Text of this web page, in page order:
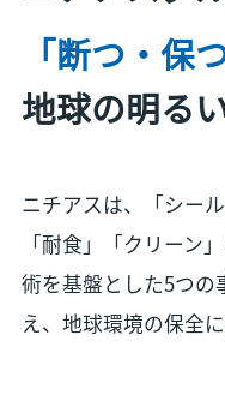
「断つ・保
地球の明る
ニチアスは、「シー
「耐食」「クリーン
術を基盤とした5つの
え、地球環境の保全